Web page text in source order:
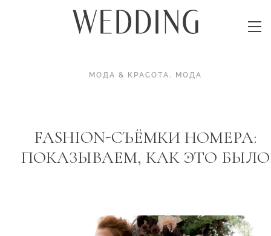
МОДА & КРАСОТА. МОДА
FASHION-CЪЁМКИ НОМЕРА:
ПОКАЗЫВАЕМ, КАК ЭТО БЫЛО